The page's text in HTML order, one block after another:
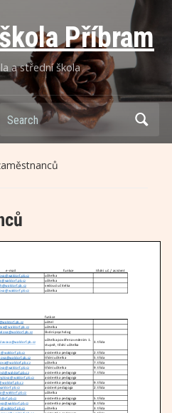
Příbram
a střední škola
Search